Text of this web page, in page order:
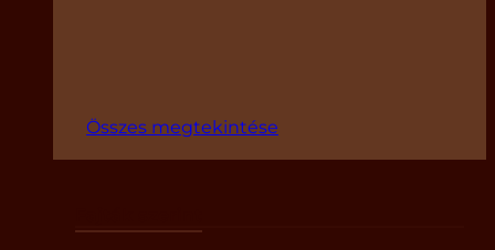
Összes megtekintése